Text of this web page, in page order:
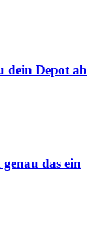
dein Depot ab
das ein